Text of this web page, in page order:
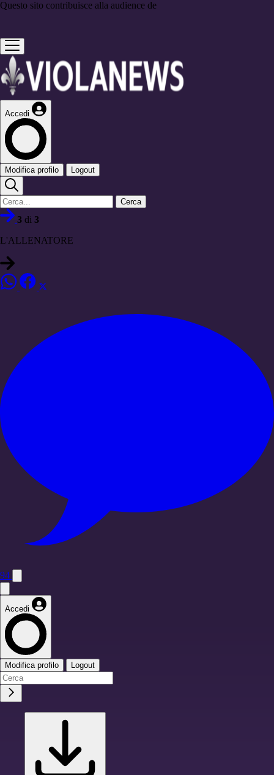
Questo sito contribuisce alla audience de
Accedi
Modifica profilo Logout
Cerca
3 di 3
L'ALLENATORE
94
Accedi
Modifica profilo Logout